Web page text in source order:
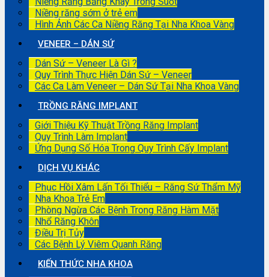
Niềng răng sớm ở trẻ em
Hình Ảnh Các Ca Niềng Răng Tại Nha Khoa Vàng
VENEER – DÁN SỨ
Dán Sứ – Veneer Là Gì ?
Quy Trình Thực Hiện Dán Sứ – Veneer
Các Ca Làm Veneer – Dán Sứ Tại Nha Khoa Vàng
TRỒNG RĂNG IMPLANT
Giới Thiệu Kỹ Thuật Trồng Răng Implant
Quy Trình Làm Implant
Ứng Dụng Số Hóa Trong Quy Trình Cấy Implant
DỊCH VỤ KHÁC
Phục Hồi Xâm Lấn Tối Thiểu – Răng Sứ Thẩm Mỹ
Nha Khoa Trẻ Em
Phòng Ngừa Các Bệnh Trong Răng Hàm Mặt
Nhổ Răng Khôn
Điều Trị Tủy
Các Bệnh Lý Viêm Quanh Răng
KIẾN THỨC NHA KHOA